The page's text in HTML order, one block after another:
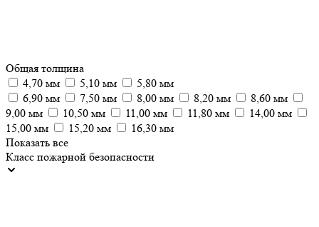
Общая толщина
4,70 мм
5,10 мм
5,80 мм
6,90 мм
7,50 мм 8,00 мм 8,20 мм
8,60 мм
9,00 мм
10,50 мм 11,00 мм 11,80 мм
14,00 мм
15,00 мм
15,20 мм
16,30 мм
Показать все
Класс пожарной безопасности